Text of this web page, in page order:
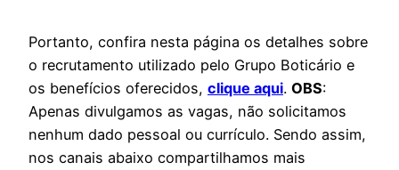
Portanto, confira nesta página os detalhes sobre
o recrutamento utilizado pelo Grupo Boticário e
os benefícios oferecidos, clique aqui. OBS:
Apenas divulgamos as vagas, não solicitamos
nenhum dado pessoal ou currículo. Sendo assim,
nos canais abaixo compartilhamos mais